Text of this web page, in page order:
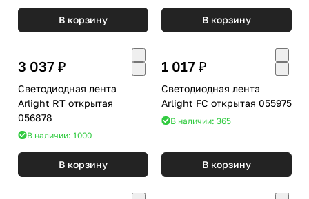
В корзину В корзину
3 037 ₽
Светодиодная лента
Arlight RT открытая
056878
В наличии: 1000
В корзину
1 017 ₽
Светодиодная лента
Arlight FC открытая 055975
В наличии: 365
В корзину